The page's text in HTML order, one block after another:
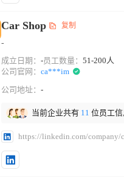
Car Shop 复制
-
成立日期： -员工数量： 51-200人
公司官网： ca***im
公司地址： -
当前企业共有 11 位员工信
https://linkedin.com/